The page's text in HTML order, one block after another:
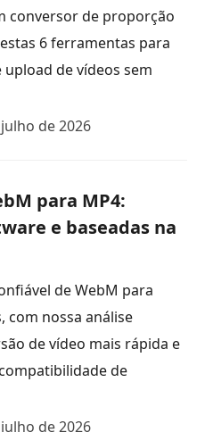
conversor de proporção
6 ferramentas para
de vídeos sem
de 2026
para MP4:
e baseadas na
de WebM para
com nossa análise
de vídeo mais rápida e
de
de 2026